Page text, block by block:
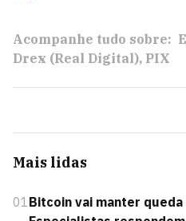
Acompanhe tudo sobre:
Drex (Real Digital) PIX
Mais lidas
01Bitcoin vai manter